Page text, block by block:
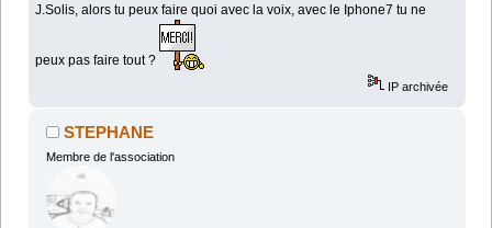
J.Solis, alors tu peux faire quoi avec la voix, avec le Iphone7 tu ne
peux pas faire tout ?
IP archivée
STEPHANE
Membre de l'association